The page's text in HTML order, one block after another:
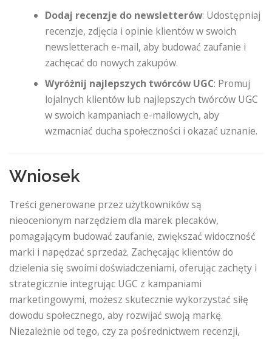
Dodaj recenzje do newsletterów: Udostępniaj
recenzje, zdjęcia i opinie klientów w swoich
newsletterach e-mail, aby budować zaufanie i
zachęcać do nowych zakupów.
Wyróżnij najlepszych twórców UGC: Promuj
lojalnych klientów lub najlepszych twórców UGC
w swoich kampaniach e-mailowych, aby
wzmacniać ducha społeczności i okazać uznanie.
Wniosek
Treści generowane przez użytkowników są
nieocenionym narzędziem dla marek plecaków,
pomagającym budować zaufanie, zwiększać widoczność
marki i napędzać sprzedaż. Zachęcając klientów do
dzielenia się swoimi doświadczeniami, oferując zachęty i
strategicznie integrując UGC z kampaniami
marketingowymi, możesz skutecznie wykorzystać siłę
dowodu społecznego, aby rozwijać swoją markę.
Niezależnie od tego, czy za pośrednictwem recenzji,